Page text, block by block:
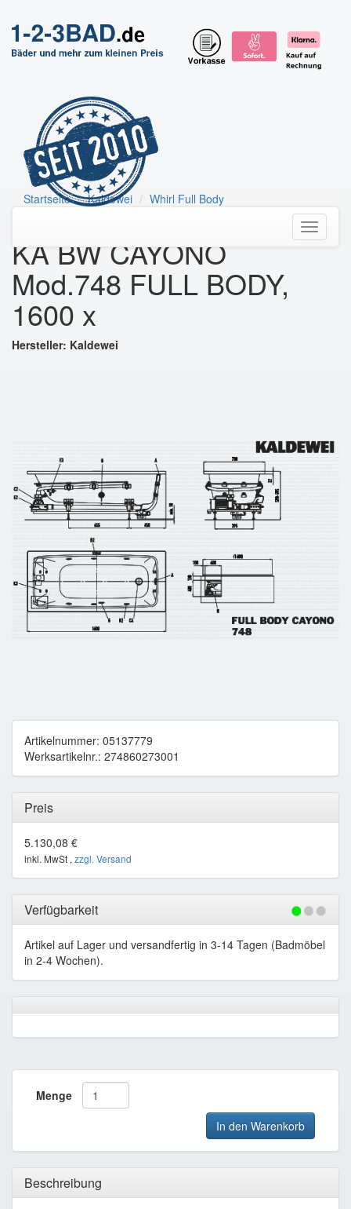
Toggle
Startseite Kaldewei
Whirl Full Body
KA BW CAYONO
Mod.748 FULL BODY,
1600 x
Hersteller: Kaldewei
Artikelnummer: 05137779
Werksartikelnr.: 274860273001
Preis
5.130,08 €
inkl. MwSt , zzgl. Versand
Verfügbarkeit
Artikel auf Lager und versandfertig in 3-14 Tagen (Badmöbel
in 2-4 Wochen).
Menge
In den Warenkorb
Beschreibung